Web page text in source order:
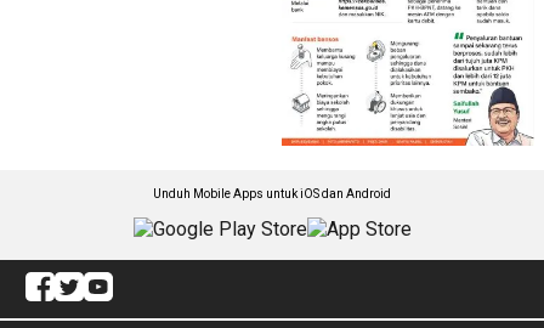
Unduh Mobile Apps untuk iOS dan Android